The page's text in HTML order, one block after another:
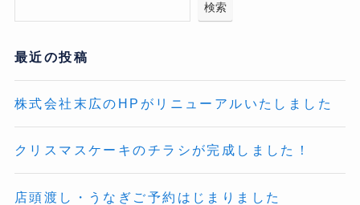
検索
最近の投稿
株式会社末広のHPがリニューアルいたしました
クリスマスケーキのチラシが完成しました！
店頭渡し・うなぎご予約はじまりました